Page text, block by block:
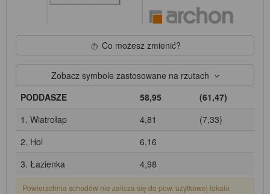
Co możesz zmienić?
Zobacz symbole zastosowane na rzutach
PODDASZE
58,95
(61,47)
1. Wiatrołap
4,81
(7,33)
2. Hol
6,16
3. Łazienka
4,98
Powierzchnia schodów nie zalicza się do pow. użytkowej lokalu